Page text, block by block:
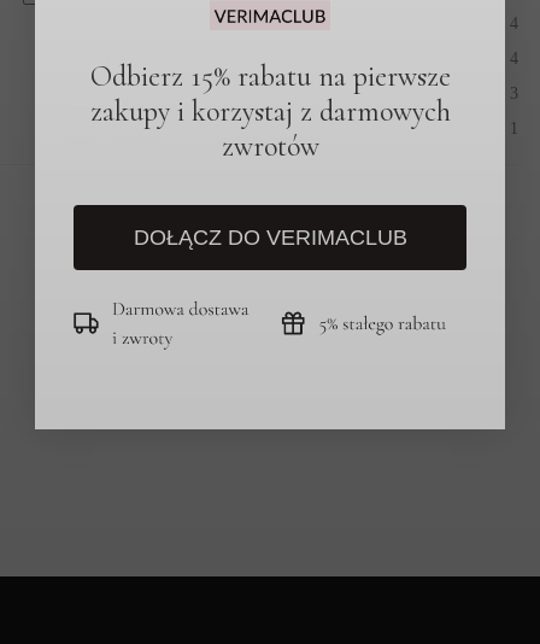
4
Polo 4
T-Shirty 3
Koszule 1
Odbierz 15% rabatu na pierwsze
zakupy i korzystaj z darmowych
zwrotów
DOŁĄCZ DO VERIMACLUB